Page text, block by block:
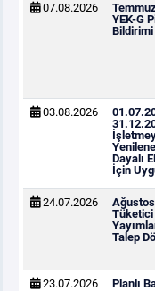
07.08.2026
YEK-G
Bildirimi
03.08.2026
Dayalı
İçin
24.07.2026
Talep
23.07.2026 Planlı